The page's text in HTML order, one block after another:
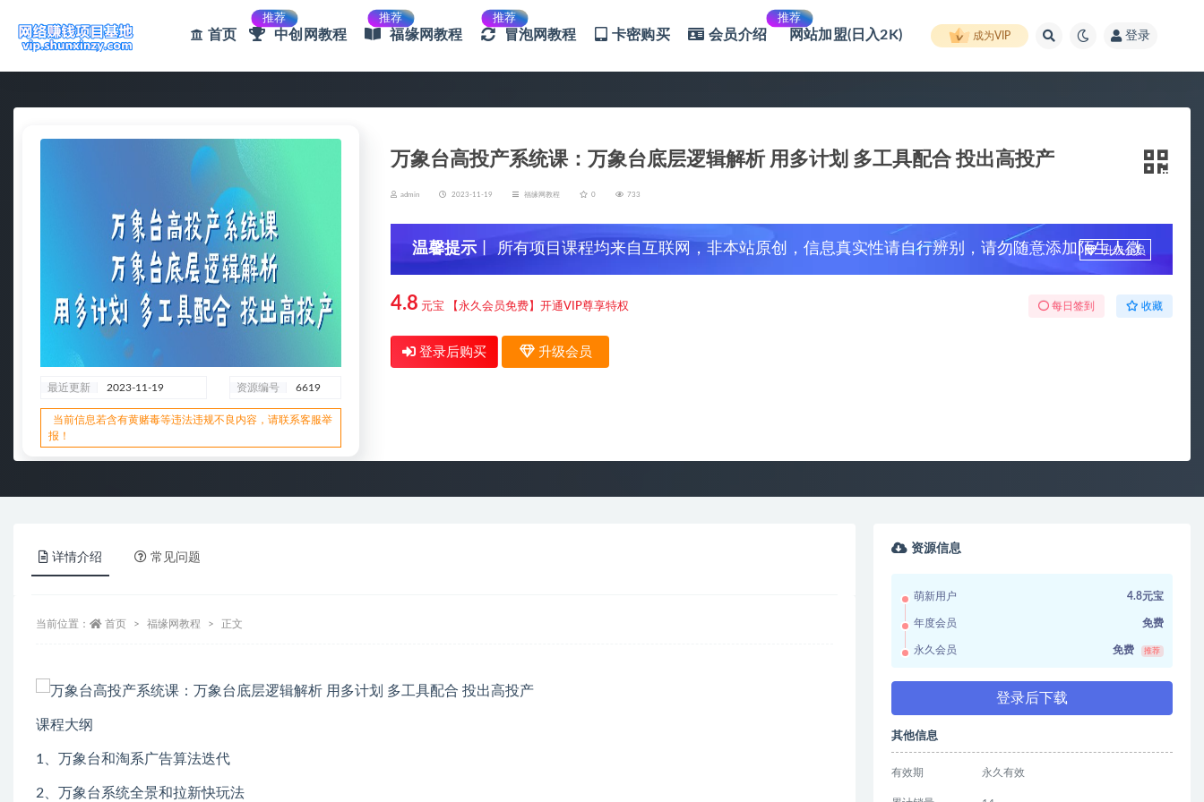
首页
推荐
中创网教程
推荐
福缘网教程
推荐
冒泡网教程 卡密购买 会员介绍
推荐
网站加盟(日入2K) 成为VIP 登录
最近更新 2023-11-19 资源编号 6619
当前信息若含有黄赌毒等违法违规不良内容，请联系客服举
报！
万象台高投产系统课：万象台底层逻辑解析 用多计划 多工具配合 投出高投产
admin 2023-11-19 福缘网教程 0 733
温馨提示 丨 所有项目课程均来自互联网，非本站原创，信息真实性请自行辨别，请勿随意添加陌生人微
信，谨防上当受骗！
升级会员
4.8 元宝 【永久会员免费】开通VIP尊享特权 每日签到 收藏
登录后购买 升级会员
详情介绍 常见问题
当前位置： 首页 福缘网教程 正文
课程大纲
1、万象台和淘系广告算法迭代
2、万象台系统全景和拉新快玩法
资源信息
萌新用户 4.8元宝
年度会员 免费
永久会员 免费 推荐
登录后下载
其他信息
有效期 永久有效